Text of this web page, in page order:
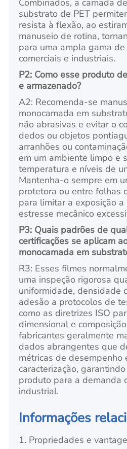
substrato de PET
resista à flexão, ao
manuseio de rotina,
para uma ampla gama
comerciais e industriais.
P2: Como esse produto
e armazenado?
A2: Recomenda-se
monocamada em
não abrasivas e evitar o
dedos ou objetos
arranhões ou
em um ambiente limpo e
temperatura e níveis de
Mantenha-o sempre em
protetora ou entre folhas
para limitar a exposição
estresse mecânico
P3: Quais padrões de
certificações se aplicam
monocamada em
R3: Esses filmes
uma inspeção rigorosa
uniformidade, densidade
adesão a protocolos de
como as diretrizes ISO
dimensional e
fabricantes geralmente
dados abrangentes que
métricas de desempenho
caracterização,
produto para a demanda
industrial.
Informações
1. Propriedades e